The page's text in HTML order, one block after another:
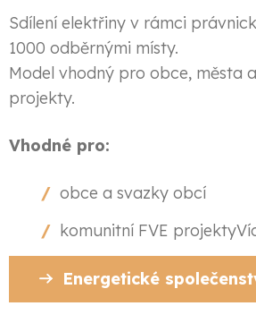
Sdílení elektřiny v rámci
1000 odběrnými místy.
Model vhodný pro obce, města
projekty.
Vhodné pro:
obce a svazky obcí
komunitní FVE
Energetické